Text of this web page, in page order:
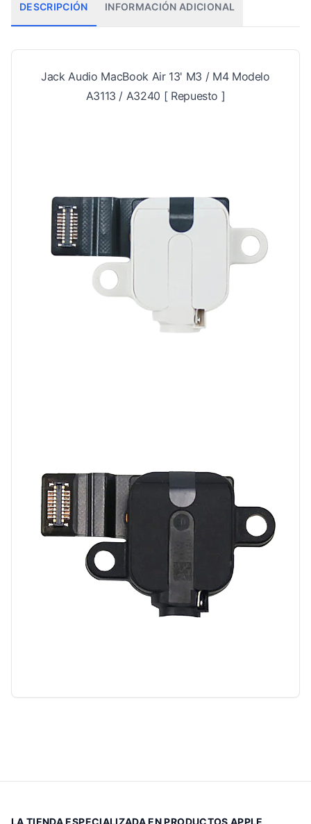
DESCRIPCIÓN INFORMACIÓN ADICIONAL
Jack Audio MacBook Air 13' M3 / M4 Modelo
A3113 / A3240 [ Repuesto ]
LA TIENDA ESPECIALIZADA EN PRODUCTOS APPLE